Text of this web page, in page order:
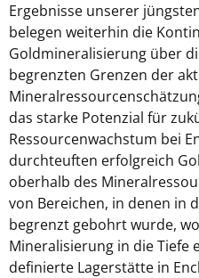
Ergebnisse unserer
belegen weiterhin die
Goldmineralisierung über
begrenzten Grenzen der
das starke Potenzial für
Ressourcenwachstum bei
durchteuften erfolgreich
oberhalb des
von Bereichen, in denen in
begrenzt gebohrt wurde,
Mineralisierung in die Tiefe
definierte Lagerstätte in